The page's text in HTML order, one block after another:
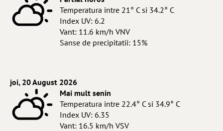
Temperatura intre 21° C si 34.2° C
Index UV: 6.2
Vant: 11.6 km/h VNV
Sanse de precipitatii: 15%
joi, 20 August 2026
Mai mult senin
Temperatura intre 22.4° C si 34.9° C
Index UV: 6.35
Vant: 16.5 km/h VSV